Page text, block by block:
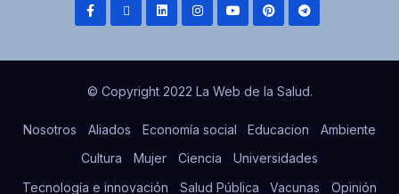
© Copyright 2022 La Web de la Salud.
Nosotros Aliados Economía social Educacion
Ambiente
Cultura
Mujer Ciencia
Universidades
Tecnología e innovación
Salud Pública Vacunas Opinión